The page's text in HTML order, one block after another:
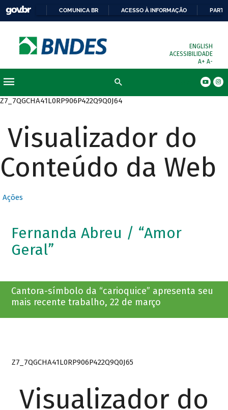
COMUNICA BR ACESSO À INFORMAÇÃO
ENGLISH
ACESSIBILIDADE
A+ A-
Z7_7QGCHA41L0RP906P422Q9Q0J64
Visualizador do
Conteúdo da Web
Ações
Fernanda Abreu / “Amor
Geral”
Cantora-símbolo da “carioquice” apresenta seu
mais recente trabalho, 22 de março
Z7_7QGCHA41L0RP906P422Q9Q0J65
Visualizador do